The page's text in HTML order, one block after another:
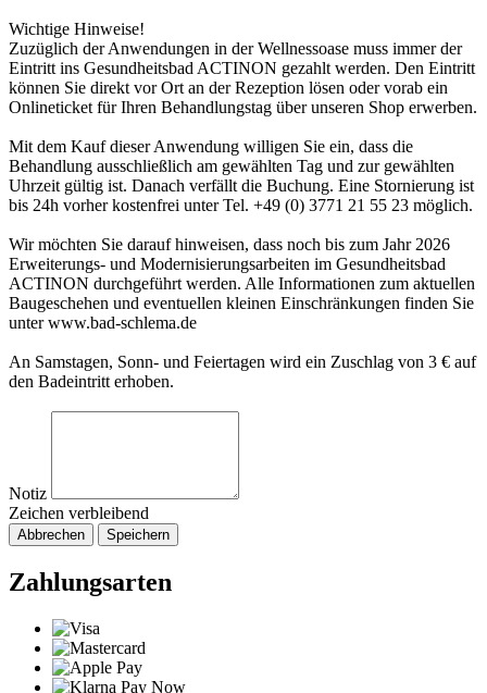
Wichtige Hinweise!
Zuzüglich der Anwendungen in der Wellnessoase muss immer der
Eintritt ins Gesundheitsbad ACTINON gezahlt werden. Den Eintritt
können Sie direkt vor Ort an der Rezeption lösen oder vorab ein
Onlineticket für Ihren Behandlungstag über unseren Shop erwerben.
Mit dem Kauf dieser Anwendung willigen Sie ein, dass die
Behandlung ausschließlich am gewählten Tag und zur gewählten
Uhrzeit gültig ist. Danach verfällt die Buchung. Eine Stornierung ist
bis 24h vorher kostenfrei unter Tel. +49 (0) 3771 21 55 23 möglich.
Wir möchten Sie darauf hinweisen, dass noch bis zum Jahr 2026
Erweiterungs- und Modernisierungsarbeiten im Gesundheitsbad
ACTINON durchgeführt werden. Alle Informationen zum aktuellen
Baugeschehen und eventuellen kleinen Einschränkungen finden Sie
unter www.bad-schlema.de
An Samstagen, Sonn- und Feiertagen wird ein Zuschlag von 3 € auf
den Badeintritt erhoben.
Notiz
Zeichen verbleibend
Abbrechen Speichern
Zahlungsarten